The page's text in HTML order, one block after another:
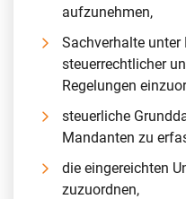
aufzunehmen,
Sachverhalte
steuerrechtlicher
Regelungen
steuerliche
Mandanten zu
die eingereichten
zuzuordnen,